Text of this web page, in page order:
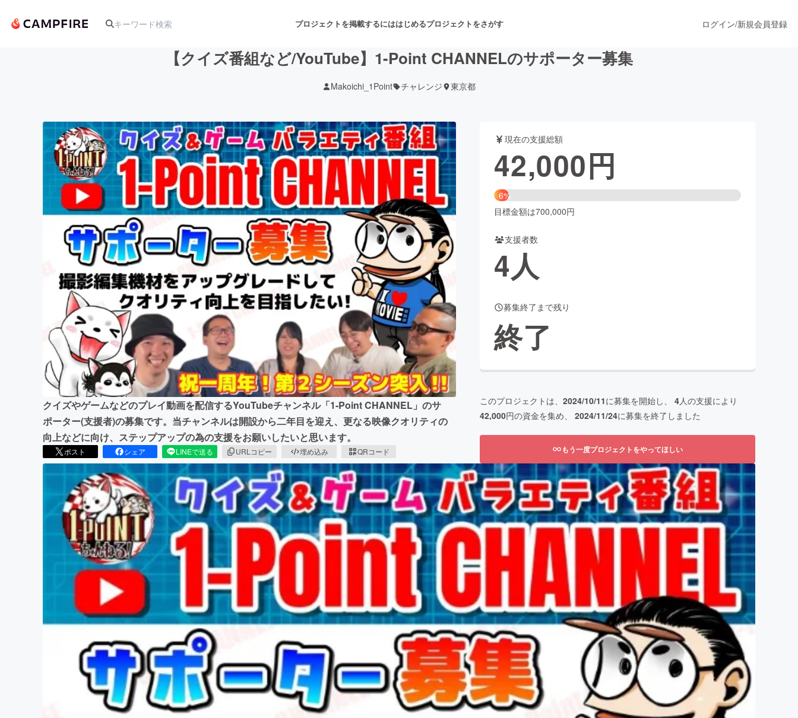
プロジェクトを掲載するにははじめるプロジェクトをさがす
アート・写真 音楽 舞台・パフォーマンス
テクノロジー・ガジェット ゲーム・サービス開発 フード・飲食店 ファッション
映像・映画 書籍・雑誌出版 アニメ・漫画
ビジネス・起業 チャレンジ ビューティー・ヘルスケア
まちづくり・地域活性化
CAMPFIRE for Social Good CAMPFIRE Creation
CAMPFIREふるさと納税machi-yaコミュニティ
ログイン/新規会員登録
【クイズ番組など/YouTube】1-Point CHANNELのサポーター募集
Makoichi_1Point チャレンジ 東京都
クイズやゲームなどのプレイ動画を配信するYouTubeチャンネル「1-Point CHANNEL」のサ
ポーター(支援者)の募集です。当チャンネルは開設から二年目を迎え、更なる映像クオリティの
向上などに向け、ステップアップの為の支援をお願いしたいと思います。
ポスト シェア LINEで送る URLコピー 埋め込み QRコード
現在の支援総額
42,000円
6%
目標金額は700,000円
支援者数
4人
募集終了まで残り
終了
このプロジェクトは、 2024/10/11に募集を開始し、 4人の支援により
42,000円の資金を集め、 2024/11/24に募集を終了しました
もう一度プロジェクトをやってほしい